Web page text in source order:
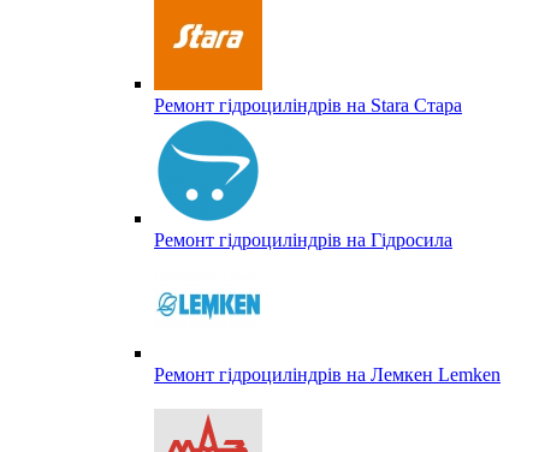
Ремонт гідроциліндрів на Stara Стара
Ремонт гідроциліндрів на Гідросила
Ремонт гідроциліндрів на Лемкен Lemken